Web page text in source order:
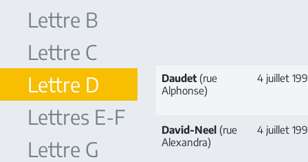
Lettre B
Lettre C
Lettre D
Lettres E-F
Lettre G
Daudet (rue
Alphonse)
4 juillet
David-Neel (rue
Alexandra)
4 juillet